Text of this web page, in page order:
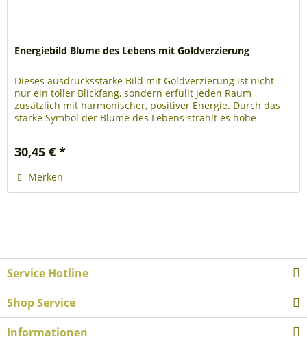
Energiebild Blume des Lebens mit Goldverzierung
Dieses ausdrucksstarke Bild mit Goldverzierung ist nicht
nur ein toller Blickfang, sondern erfüllt jeden Raum
zusätzlich mit harmonischer, positiver Energie. Durch das
starke Symbol der Blume des Lebens strahlt es hohe
30,45 € *
Merken
Service Hotline
Shop Service
Informationen